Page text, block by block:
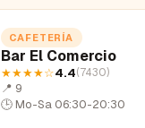
CAFETERÍA
Bar El Comercio
★★★★☆4.4(7430)
📍 9
🕒 Mo-Sa 06:30-20:30